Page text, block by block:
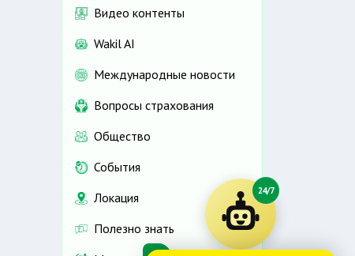
Видео контенты
Wakil AI
Международные новости
Вопросы страхования
Общество
События
Локация
Полезно знать
24/7